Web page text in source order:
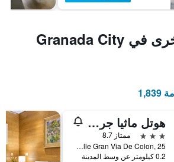
أماكن إقامة أخرى في Granada City
هوتل ماثيا جرانادا فايف سينسيس رومز آند سويتس
3 نجوم
ممتاز 8.7
Calle Gran Via De Colon, 25, غرناطة, منطقة أندلوسيا, أسبانيا
0.2 كيلومتر عن وسط المدينة